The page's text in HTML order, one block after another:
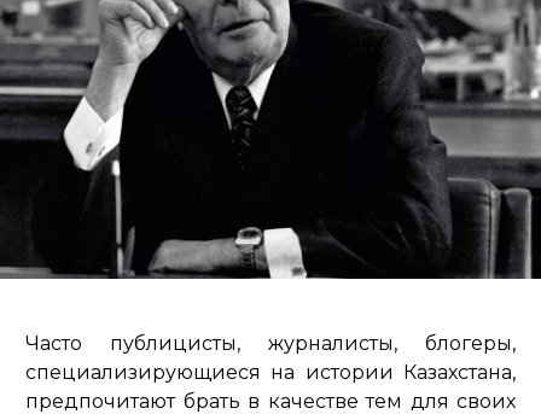
Часто публицисты, журналисты, блогеры,
специализирующиеся на истории Казахстана,
предпочитают брать в качестве тем для своих